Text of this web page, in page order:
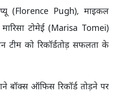
(Florence Pugh), माइकल
टोमेई (Marisa Tomei)
टीम को रिकॉर्डतोड़ सफलता के
बॉक्स ऑफिस रिकॉर्ड तोड़ने पर